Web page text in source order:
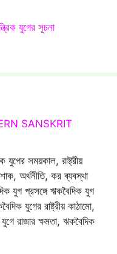
যুগের সূচনা
SANSKRIT
সময়কাল, রাষ্ট্রীয়
অর্থনীতি, কর ব্যবস্থা
যুগ প্রসঙ্গে ঋকবৈদিক যুগ
যুগের রাষ্ট্রীয় কাঠামো,
রাজার ক্ষমতা, ঋকবৈদিক